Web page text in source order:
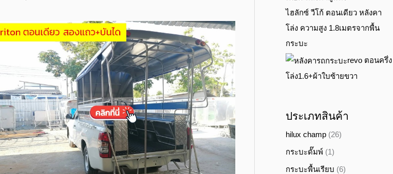
ไฮลักซ์ วีโก้ ตอนเดียว หลังคา
โล่ง ความสูง 1.8เมตรจากพื้น
กระบะ
revo ตอนครึ่ง
โล่ง1.6+ผ้าใบซ้ายขวา
ประเภทสินค้า
hilux champ (26)
กระบะดั๊มพ์ (1)
กระบะพื้นเรียบ (6)